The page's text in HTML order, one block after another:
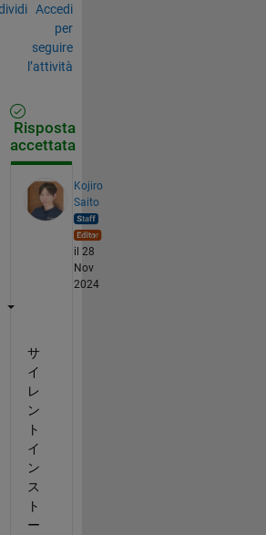
Accedi
per
seguire
l’attività
Risposta
accettata
Kojiro
Saito
il 28
Nov
2024
サ
イ
レ
ン
ト
イ
ン
ス
ト
ー